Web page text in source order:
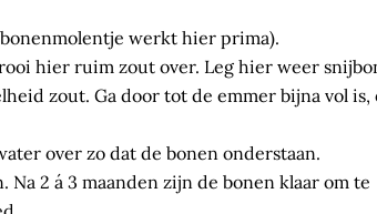
werkt hier prima).
hier ruim zout over. Leg hier weer
zout. Ga door tot de emmer bijna vol is,
over zo dat de bonen onderstaan.
2 á 3 maanden zijn de bonen klaar om te